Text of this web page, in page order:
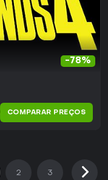
-78%
COMPARAR PREÇOS
2 3